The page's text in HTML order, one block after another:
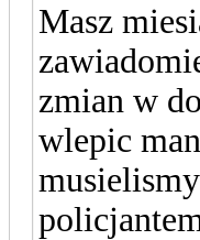
Masz
zmian w
wlepic